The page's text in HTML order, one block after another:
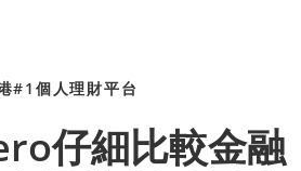
#1個人理財平台
仔細比較金融